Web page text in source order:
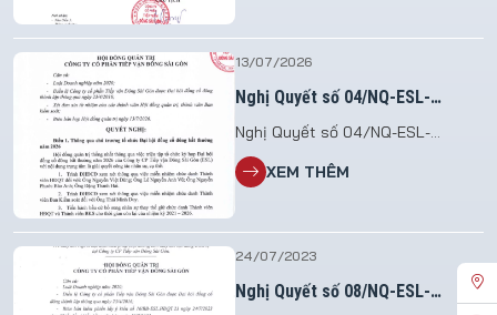
13/07/2026
Nghị Quyết số 04/NQ-ESL-
Nghị Quyết số 04/NQ-ESL-
HĐQT.26 V/v Triệu tập họp Đại hội
đồng cổ đông bất thường năm
2026
XEM THÊM
24/07/2023
Nghị Quyết số 08/NQ-ESL-